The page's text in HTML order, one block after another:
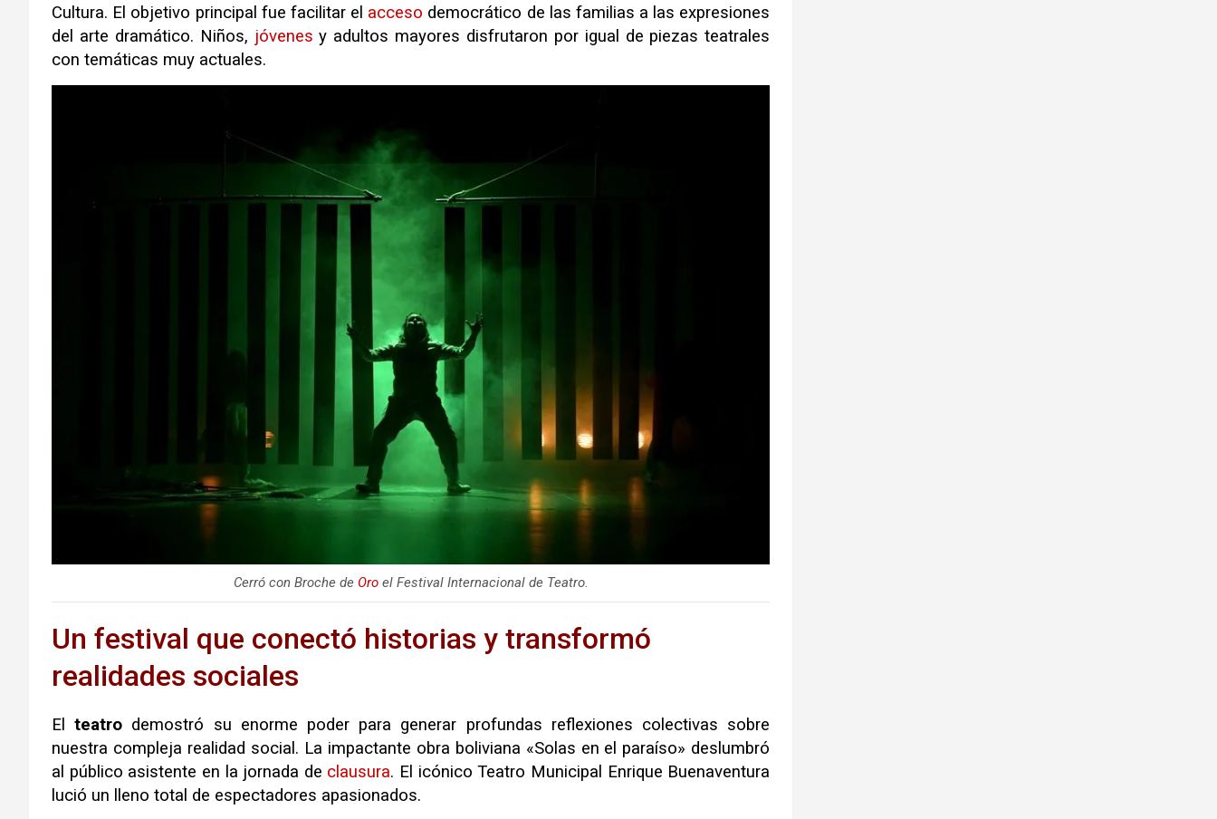
Cultura. El objetivo principal fue facilitar el acceso democrático de las familias a las expresiones
del arte dramático. Niños, jóvenes y adultos mayores disfrutaron por igual de piezas teatrales
con temáticas muy actuales.
Cerró con Broche de Oroel Festival Internacional de Teatro.
Un festival que conectó historias y transformó
realidades sociales
Elteatro demostró su enorme poder para generar profundas reflexiones colectivas sobre
nuestra compleja realidad social . La impactante obra boliviana «Solas en el paraíso» deslumbró
al público asistente en la jornada de clausura. El icónico Teatro Municipal Enrique Buenaventura
lució un lleno total de espectadores apasionados.